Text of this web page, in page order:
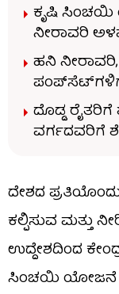
ಕೃಷಿ ಸಿಂಚಯಿ
ನೀರಾವರಿ
ಹನಿ ನೀರಾವರಿ,
ಪಂಪ್​ಸೆಟ್​ಗಳಿಗೆ
ದೊಡ್ಡ ರೈತರಿಗೆ
ವರ್ಗದವರಿಗೆ
ದೇಶದ
ಕಲ್ಪಿಸುವ ಮತ್ತು
ಉದ್ದೇಶದಿಂದ
ಸಿಂಚಯಿ ಯೋಜನೆ